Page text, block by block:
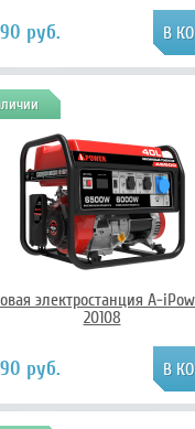
руб.
электростанция A-
20108
руб.